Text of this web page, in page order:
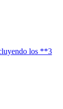
los **3